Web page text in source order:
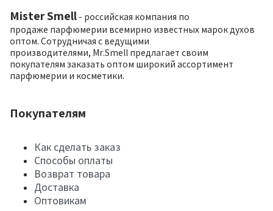
Mister Smell - российская компания по
продаже парфюмерии всемирно известных марок духов
оптом. Сотрудничая с ведущими
производителями, Mr.Smell предлагает своим
покупателям заказать оптом широкий ассортимент
парфюмерии и косметики.
Покупателям
Как сделать заказ
Способы оплаты
Возврат товара
Доставка
Оптовикам